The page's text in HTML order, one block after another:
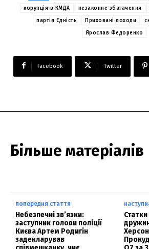
корупція в КМДА
незаконне збагачення
партія Єдність
Приховані доходи
Ярослав Федоренко
Facebook Twitter
Більше матеріалів
попередня стаття
Небезпечні зв’язки:
заступник голови поліції
Києва Артем Родигін
задекларував
Статки